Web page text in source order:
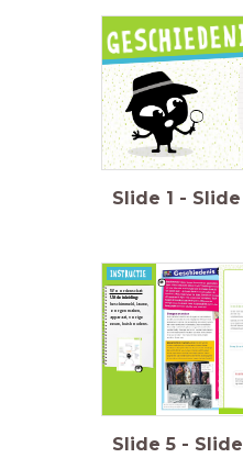
Slide 1 - Slide
Woordenschat:
Uit de inleiding:
beschimmeld, lauwe,
zorgen maken,
apparaat, vorige
eeuw, huishoudens.
Slide 5 - Slide